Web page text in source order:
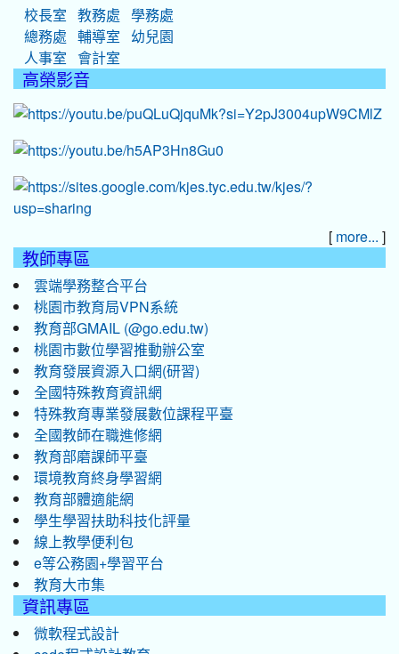
校長室 教務處
學務處
總務處
輔導室
幼兒園
人事室
會計室
高榮影音
[ more... ]
教師專區
雲端學務整合平台
桃園市教育局VPN系統
教育部GMAIL (@go.edu.tw)
桃園市數位學習推動辦公室
教育發展資源入口網(研習)
全國特殊教育資訊網
特殊教育專業發展數位課程平臺
全國教師在職進修網
教育部磨課師平臺
環境教育終身學習網
教育部體適能網
學生學習扶助科技化評量
線上教學便利包
e等公務園+學習平台
教育大市集
資訊專區
微軟程式設計